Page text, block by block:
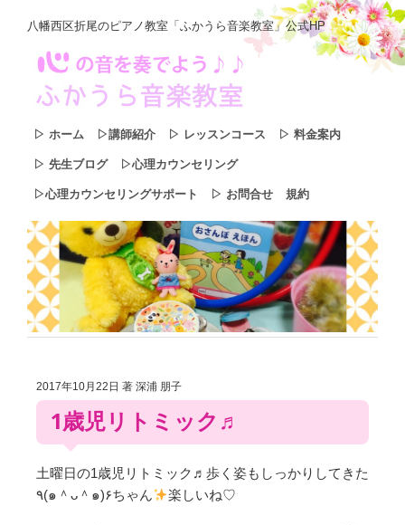
八幡西区折尾のピアノ教室「ふかうら音楽教室」公式HP
▷ ホーム ▷講師紹介 ▷ レッスンコース ▷ 料金案内
▷ 先生ブログ ▷心理カウンセリング
▷心理カウンセリングサポート ▷ お問合せ 規約
2017年10月22日 著 深浦 朋子
1歳児リトミック♬
土曜日の1歳児リトミック♬歩く姿もしっかりしてきた
٩(๑＾ᴗ＾๑)۶ちゃん
楽しいね♡